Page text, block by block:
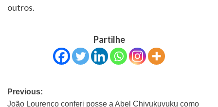
outros.
Partilhe
Previous:
João Lourenço conferi posse a Abel Chivukuvuku como